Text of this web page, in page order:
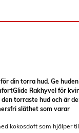
din torra hud. Ge
Rakhyvel för
torraste hud och är
släthet som varar
kokosdoft som hjälper